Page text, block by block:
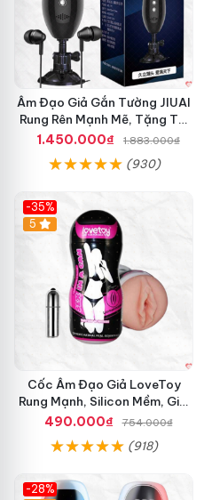
Âm Đạo Giả Gắn Tường JIUAI
Rung Rên Mạnh Mẽ, Tặng Tai
Nghe
1.450.000₫ 1.883.000₫
(930)
-35%
5
Cốc Âm Đạo Giả LoveToy
Rung Mạnh, Silicon Mềm, Giải
Tỏa Sinh Lý
490.000₫ 754.000₫
(918)
-28%